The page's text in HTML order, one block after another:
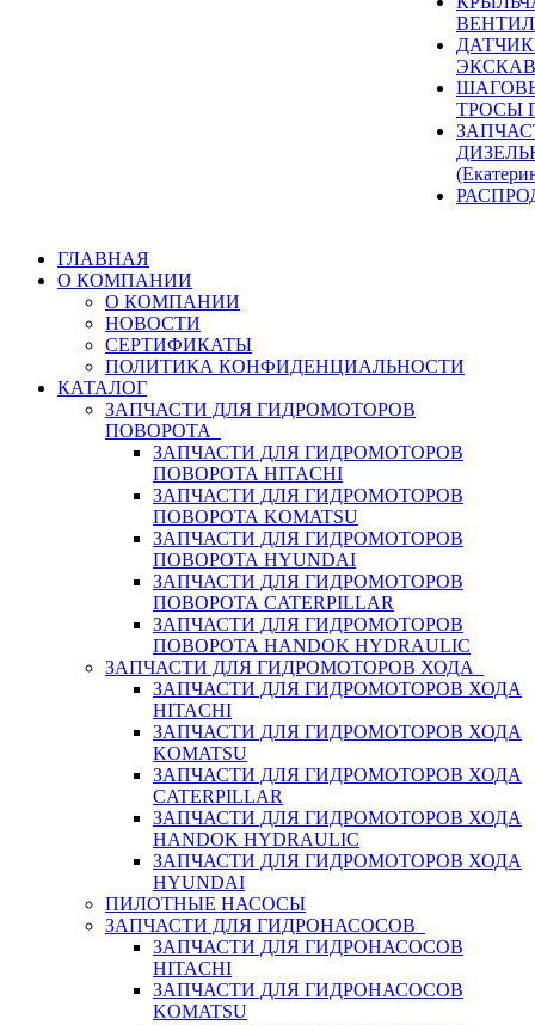
ТРОСЫ
ГЛАВНАЯ
О КОМПАНИИ
О КОМПАНИИ
НОВОСТИ
СЕРТИФИКАТЫ
ПОЛИТИКА КОНФИДЕНЦИАЛЬНОСТИ
КАТАЛОГ
ЗАПЧАСТИ ДЛЯ ГИДРОМОТОРОВ
ПОВОРОТА
ЗАПЧАСТИ ДЛЯ ГИДРОМОТОРОВ
ПОВОРОТА HITACHI
ЗАПЧАСТИ ДЛЯ ГИДРОМОТОРОВ
ПОВОРОТА KOMATSU
ЗАПЧАСТИ ДЛЯ ГИДРОМОТОРОВ
ПОВОРОТА HYUNDAI
ЗАПЧАСТИ ДЛЯ ГИДРОМОТОРОВ
ПОВОРОТА CATERPILLAR
ЗАПЧАСТИ ДЛЯ ГИДРОМОТОРОВ
ПОВОРОТА HANDOK HYDRAULIC
ЗАПЧАСТИ ДЛЯ ГИДРОМОТОРОВ ХОДА
ЗАПЧАСТИ ДЛЯ ГИДРОМОТОРОВ ХОДА
HITACHI
ЗАПЧАСТИ ДЛЯ ГИДРОМОТОРОВ ХОДА
KOMATSU
ЗАПЧАСТИ ДЛЯ ГИДРОМОТОРОВ ХОДА
CATERPILLAR
ЗАПЧАСТИ ДЛЯ ГИДРОМОТОРОВ ХОДА
HANDOK HYDRAULIC
ЗАПЧАСТИ ДЛЯ ГИДРОМОТОРОВ ХОДА
HYUNDAI
ПИЛОТНЫЕ НАСОСЫ
ЗАПЧАСТИ ДЛЯ ГИДРОНАСОСОВ
ЗАПЧАСТИ ДЛЯ ГИДРОНАСОСОВ
HITACHI
ЗАПЧАСТИ ДЛЯ ГИДРОНАСОСОВ
KOMATSU